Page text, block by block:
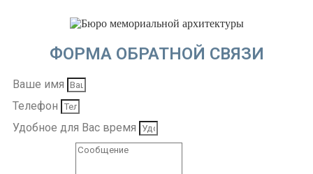
ФОРМА ОБРАТНОЙ СВЯЗИ
Ваше имя
Телефон
Удобное для Вас время